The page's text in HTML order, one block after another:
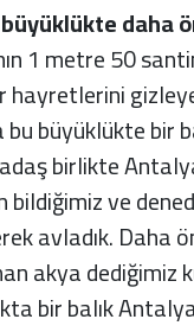
daha
1 metre 50
hayretlerini
büyüklükte bir
birlikte
bildiğimiz ve
avladık.
akya dediğimiz
bir balık